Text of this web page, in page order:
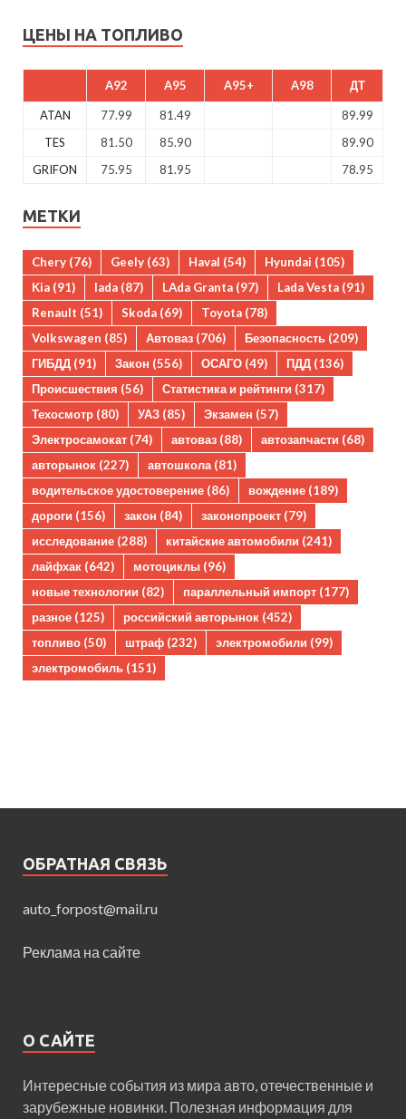
ЦЕНЫ НА ТОПЛИВО
A92 A95 A95+ A98 ДТ
ATAN 77.99 81.49
89.99
TES
81.50 85.90
89.90
GRIFON
75.95 81.95 78.95
МЕТКИ
Chery (76) Geely (63) Haval (54) Hyundai (105)
Kia (91) lada (87) LAda Granta (97) Lada Vesta (91)
Renault (51) Skoda (69) Toyota (78)
Volkswagen (85) Автоваз (706) Безопасность (209)
ГИБДД (91) Закон (556) ОСАГО (49) ПДД (136)
Происшествия (56) Статистика и рейтинги (317)
Техосмотр (80) УАЗ (85) Экзамен (57)
Электросамокат (74) автоваз (88) автозапчасти (68)
авторынок (227) автошкола(81)
водительское удостоверение (86) вождение (189)
дороги (156) закон (84) законопроект (79)
исследование (288) китайские автомобили (241)
лайфхак (642) мотоциклы (96)
новые технологии (82) параллельный импорт (177)
разное (125) российский авторынок (452)
топливо (50) штраф (232) электромобили (99)
электромобиль (151)
ОБРАТНАЯ СВЯЗЬ
auto_forpost@mail.ru
Реклама на сайте
О САЙТЕ
Интересные события из мира авто, отечественные и
зарубежные новинки. Полезная информация для